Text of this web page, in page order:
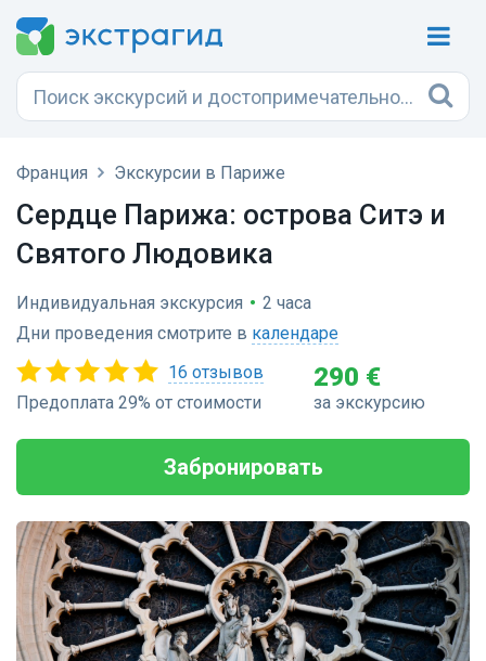
Франция Экскурсии в Париже
Сердце Парижа: острова Ситэ и
Святого Людовика
Индивидуальная экскурсия • 2 часа
Дни проведения смотрите в календаре
16 отзывов
Предоплата 29% от стоимости
290 €
за экскурсию
Забронировать